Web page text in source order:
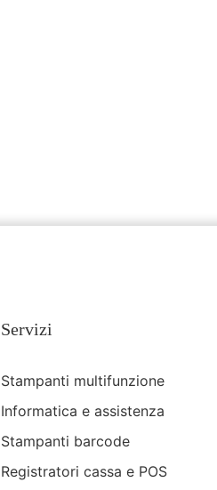
Servizi
Stampanti multifunzione
Informatica e assistenza
Stampanti barcode
Registratori cassa e POS